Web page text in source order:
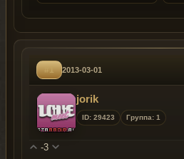
#1 2013-03-01
jorik
ID: 29423 Группа: 1
-3